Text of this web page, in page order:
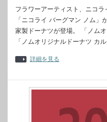
フラワーアーティスト、ニコ
「ニコライ バーグマン ノム」
家製ドーナツが登場。 「ノム
「ノムオリジナルドーナツ カ
詳細を見る